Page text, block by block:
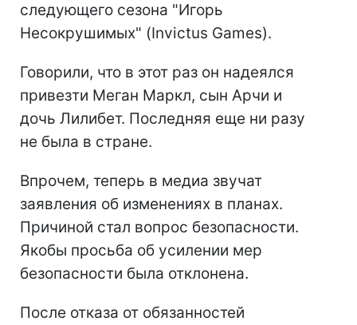
следующего сезона "Игорь
Несокрушимых" (Invictus Games).
Говорили, что в этот раз он надеялся
привезти Меган Маркл, сын Арчи и
дочь Лилибет. Последняя еще ни разу
не была в стране.
Впрочем, теперь в медиа звучат
заявления об изменениях в планах.
Причиной стал вопрос безопасности.
Якобы просьба об усилении мер
безопасности была отклонена.
После отказа от обязанностей